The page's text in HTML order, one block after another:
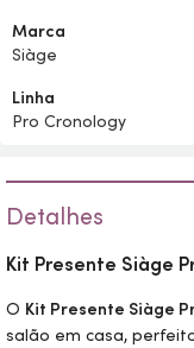
Marca
Siàge
Linha
Pro Cronology
Detalhes
Kit Presente Siàge
O Kit Presente Siàge
salão em casa,